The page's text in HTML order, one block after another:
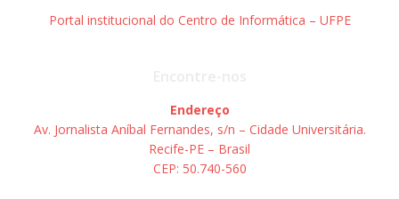
Portal institucional do Centro de Informática – UFPE
Endereço
Av. Jornalista Aníbal Fernandes, s/n – Cidade Universitária.
Recife-PE – Brasil
CEP: 50.740-560